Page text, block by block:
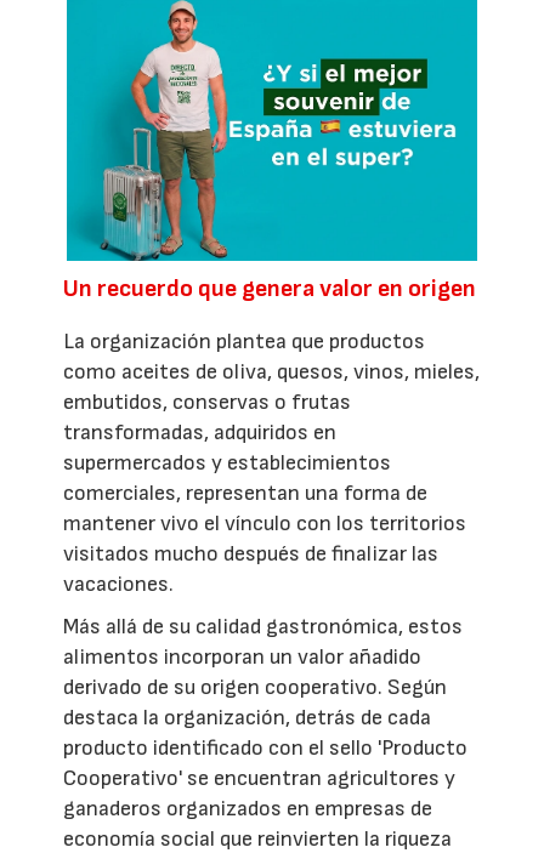
Un recuerdo que genera valor en origen
La organización plantea que productos
como aceites de oliva, quesos, vinos, mieles,
embutidos, conservas o frutas
transformadas, adquiridos en
supermercados y establecimientos
comerciales, representan una forma de
mantener vivo el vínculo con los territorios
visitados mucho después de finalizar las
vacaciones.
Más allá de su calidad gastronómica, estos
alimentos incorporan un valor añadido
derivado de su origen cooperativo. Según
destaca la organización, detrás de cada
producto identificado con el sello 'Producto
Cooperativo' se encuentran agricultores y
ganaderos organizados en empresas de
economía social que reinvierten la riqueza